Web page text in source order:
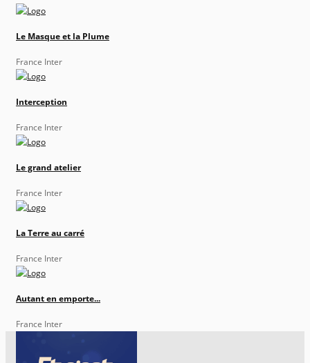
Le Masque et la Plume
France Inter
Interception
France Inter
Le grand atelier
France Inter
La Terre au carré
France Inter
Autant en emporte...
France Inter